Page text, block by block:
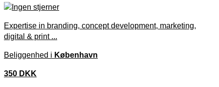
Expertise in branding, concept development, marketing,
digital & print ...
Beliggenhed i København
350 DKK